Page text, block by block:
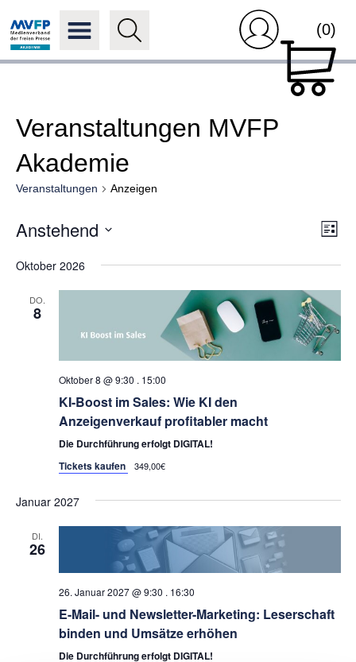
(0)
Veranstaltungen MVFP
Akademie
Veranstaltungen Anzeigen
Liste
Anstehend
wählen.
Oktober 2026
DO.
8
Oktober 8 @ 9:30 . 15:00
KI-Boost im Sales: Wie KI den
Anzeigenverkauf profitabler macht
Die Durchführung erfolgt DIGITAL!
Tickets kaufen
349,00€
Januar 2027
DI.
26
26. Januar 2027 @ 9:30 . 16:30
E-Mail- und Newsletter-Marketing: Leserschaft
binden und Umsätze erhöhen
Die Durchführung erfolgt DIGITAL!